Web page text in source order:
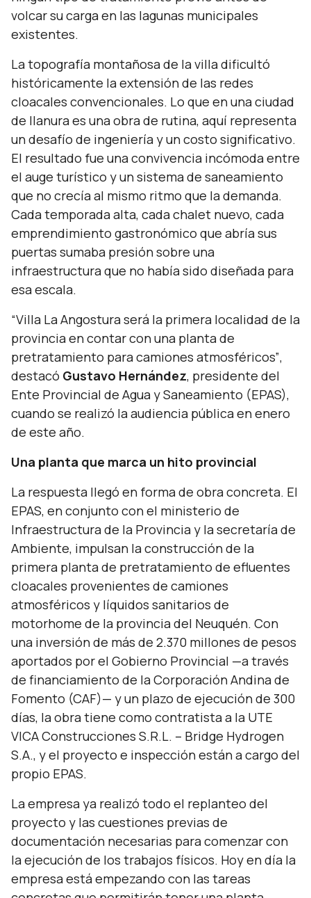
volcar su carga en las lagunas municipales
existentes.
La topografía montañosa de la villa dificultó
históricamente la extensión de las redes
cloacales convencionales. Lo que en una ciudad
de llanura es una obra de rutina, aquí representa
un desafío de ingeniería y un costo significativo.
El resultado fue una convivencia incómoda entre
el auge turístico y un sistema de saneamiento
que no crecía al mismo ritmo que la demanda.
Cada temporada alta, cada chalet nuevo, cada
emprendimiento gastronómico que abría sus
puertas sumaba presión sobre una
infraestructura que no había sido diseñada para
esa escala.
“Villa La Angostura será la primera localidad de la
provincia en contar con una planta de
pretratamiento para camiones atmosféricos”,
destacó Gustavo Hernández, presidente del
Ente Provincial de Agua y Saneamiento (EPAS),
cuando se realizó la audiencia pública en enero
de este año.
Una planta que marca un hito provincial
La respuesta llegó en forma de obra concreta. El
EPAS, en conjunto con el ministerio de
Infraestructura de la Provincia y la secretaría de
Ambiente, impulsan la construcción de la
primera planta de pretratamiento de efluentes
cloacales provenientes de camiones
atmosféricos y líquidos sanitarios de
motorhome de la provincia del Neuquén. Con
una inversión de más de 2.370 millones de pesos
aportados por el Gobierno Provincial —a través
de financiamiento de la Corporación Andina de
Fomento (CAF)— y un plazo de ejecución de 300
días, la obra tiene como contratista a la UTE
VICA Construcciones S.R.L. – Bridge Hydrogen
S.A., y el proyecto e inspección están a cargo del
propio EPAS.
La empresa ya realizó todo el replanteo del
proyecto y las cuestiones previas de
documentación necesarias para comenzar con
la ejecución de los trabajos físicos. Hoy en día la
empresa está empezando con las tareas